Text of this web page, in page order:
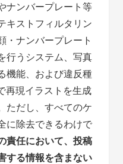
ナンバープレート等
キストフィルタリン
・ナンバープレート
行うシステム、写真
機能、および違反種
再現イラストを生成
ただし、すべてのケ
に除去できるわけで
責任において、投稿
する情報を含まない